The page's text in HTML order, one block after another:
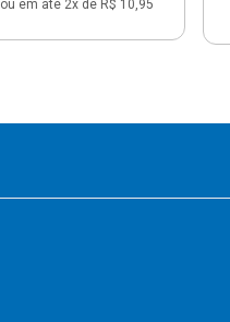
ou em até 2x de R$ 10,95